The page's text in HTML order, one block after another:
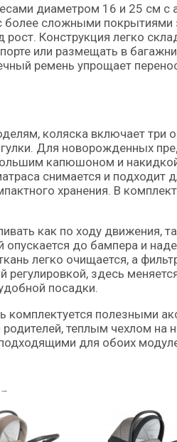
диаметром 16 и 25 см с
сложными покрытиями
рост. Конструкция легко
или размещать в
ремень упрощает
коляска включает три
Для новорожденных
капюшоном и
снимается и
хранения. В
как по ходу движения,
до бампера и
легко очищается, а
регулировкой, здесь
посадки.
полезными
теплым чехлом
для обоих
→